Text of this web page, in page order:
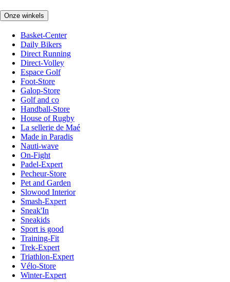
Onze winkels
Basket-Center
Daily Bikers
Direct Running
Direct-Volley
Espace Golf
Foot-Store
Galop-Store
Golf and co
Handball-Store
House of Rugby
La sellerie de Maé
Made in Paradis
Nauti-wave
On-Fight
Padel-Expert
Pecheur-Store
Pet and Garden
Slowood Interior
Smash-Expert
Sneak'In
Sneakids
Sport is good
Training-Fit
Trek-Expert
Triathlon-Expert
Vélo-Store
Winter-Expert